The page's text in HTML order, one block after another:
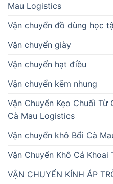
Mau Logistics
Vận chuyển đồ dùng học
Vận chuyển giày
Vận chuyển hạt điều
Vận chuyển kẽm nhung
Vận Chuyển Kẹo Chuối Từ
Cà Mau Logistics
Vận chuyển khô Bổi Cà
Vận Chuyển Khô Cá
VẬN CHUYỂN KÍNH ÁP